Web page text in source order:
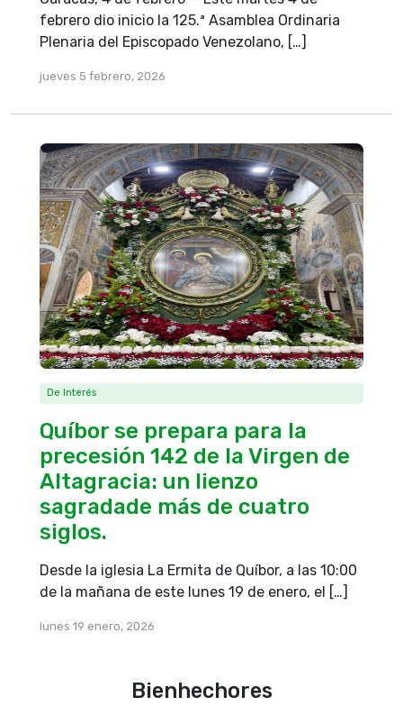
febrero dio inicio la 125.ª Asamblea Ordinaria
Plenaria del Episcopado Venezolano, […]
jueves 5 febrero, 2026
De Interés
Quíbor se prepara para la
precesión 142 de la Virgen de
Altagracia: un lienzo
sagradade más de cuatro
siglos.
Desde la iglesia La Ermita de Quíbor, a las 10:00
de la mañana de este lunes 19 de enero, el […]
lunes 19 enero, 2026
Bienhechores